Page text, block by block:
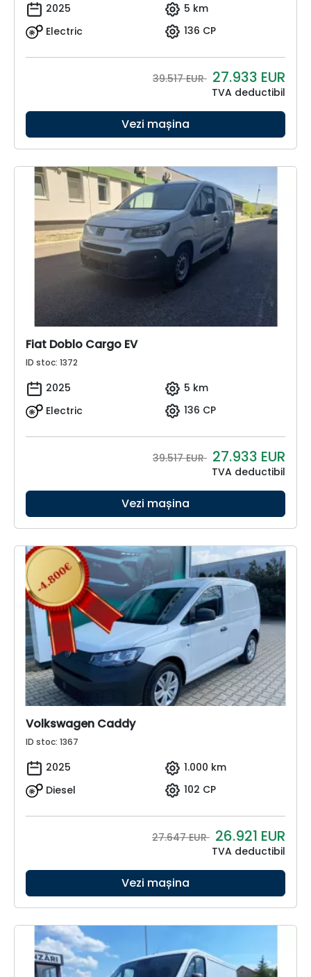
2025
5 km
Electric
136 CP
39.517 EUR 27.933 EUR
TVA deductibil
Vezi mașina
Fiat Doblo Cargo EV
ID stoc: 1372
2025
5 km
Electric
136 CP
39.517 EUR 27.933 EUR
TVA deductibil
Vezi mașina
Volkswagen Caddy
ID stoc: 1367
2025
1.000 km
Diesel
102 CP
27.647 EUR 26.921 EUR
TVA deductibil
Vezi mașina